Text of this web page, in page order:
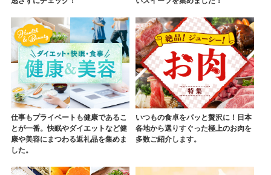
仕事もプライベートも健康であるこ
とが一番。快眠やダイエットなど健
康や美容にまつわる返礼品を集めま
した。
いつもの食卓をパッと贅沢に！日本
各地から選りすぐった極上のお肉を
多数ご紹介します。